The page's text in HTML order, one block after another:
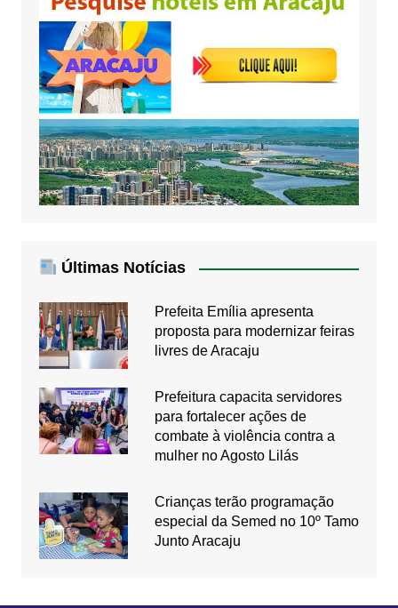
Últimas Notícias
Prefeita Emília apresenta
proposta para modernizar feiras
livres de Aracaju
Prefeitura capacita servidores
para fortalecer ações de
combate à violência contra a
mulher no Agosto Lilás
Crianças terão programação
especial da Semed no 10º Tamo
Junto Aracaju